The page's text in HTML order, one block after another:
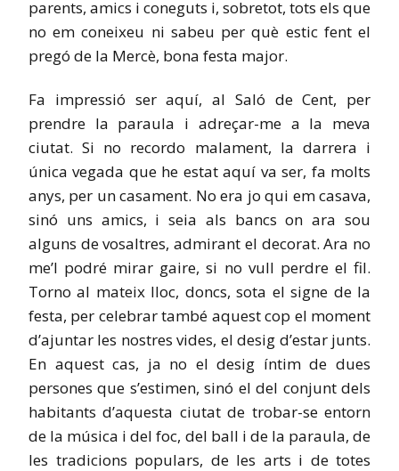
parents, amics i coneguts i, sobretot, tots els que
no em coneixeu ni sabeu per què estic fent el
pregó de la Mercè, bona festa major.
Fa impressió ser aquí, al Saló de Cent, per
prendre la paraula i adreçar-me a la meva
ciutat. Si no recordo malament, la darrera i
única vegada que he estat aquí va ser, fa molts
anys, per un casament. No era jo qui em casava,
sinó uns amics, i seia als bancs on ara sou
alguns de vosaltres, admirant el decorat. Ara no
me’l podré mirar gaire, si no vull perdre el fil.
Torno al mateix lloc, doncs, sota el signe de la
festa, per celebrar també aquest cop el moment
d’ajuntar les nostres vides, el desig d’estar junts.
En aquest cas, ja no el desig íntim de dues
persones que s’estimen, sinó el del conjunt dels
habitants d’aquesta ciutat de trobar-se entorn
de la música i del foc, del ball i de la paraula, de
les tradicions populars, de les arts i de totes